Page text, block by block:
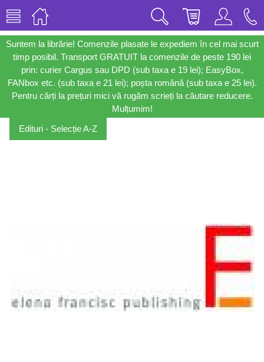
Suntem la librărie! Comenzile plasate le expediem în cel mai scurt
timp posibil. Transport GRATUIT la comenzile de peste 190 lei
prin: curier Cargus sau DPD (sub taxa e 19 lei); EasyBox,
FANbox etc. (sub taxa e 21 lei); poșta română (sub taxa e 25 lei).
Pentru cărți la prețuri mici vă rugăm scrieți la căutare reducere.
Mulțumim!
Edituri - Selecție A-Z